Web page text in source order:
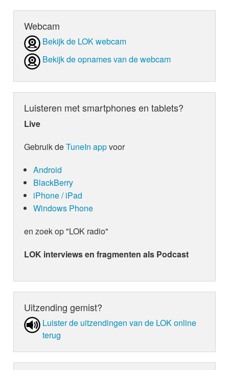
Webcam
Bekijk de LOK webcam
Bekijk de opnames van de webcam
Luisteren met smartphones en tablets?
Live
Gebruik deTuneIn appvoor
Android
BlackBerry
iPhone / iPad
Windows Phone
en zoek op "LOK radio"
LOK interviews en fragmenten als Podcast
Uitzending gemist?
Luister de uit­zen­din­gen van de LOK online
terug